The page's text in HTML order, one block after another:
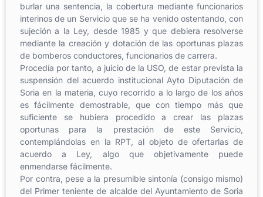
burlar una sentencia, la cobertura mediante funcionarios
interinos de un Servicio que se ha venido ostentando, con
sujeción a la Ley, desde 1985 y que debiera resolverse
mediante la creación y dotación de las oportunas plazas
de bomberos conductores, funcionarios de carrera.
Procedía por tanto, a juicio de la USO, de estar prevista la
suspensión del acuerdo institucional Ayto Diputación de
Soria en la materia, cuyo recorrido a lo largo de los años
es fácilmente demostrable, que con tiempo más que
suficiente se hubiera procedido a crear las plazas
oportunas para la prestación de este Servicio,
contemplándolas en la RPT, al objeto de ofertarlas de
acuerdo a Ley, algo que objetivamente puede
enmendarse fácilmente.
Por contra, pese a la presumible sintonía (consigo mismo)
del Primer teniente de alcalde del Ayuntamiento de Soria